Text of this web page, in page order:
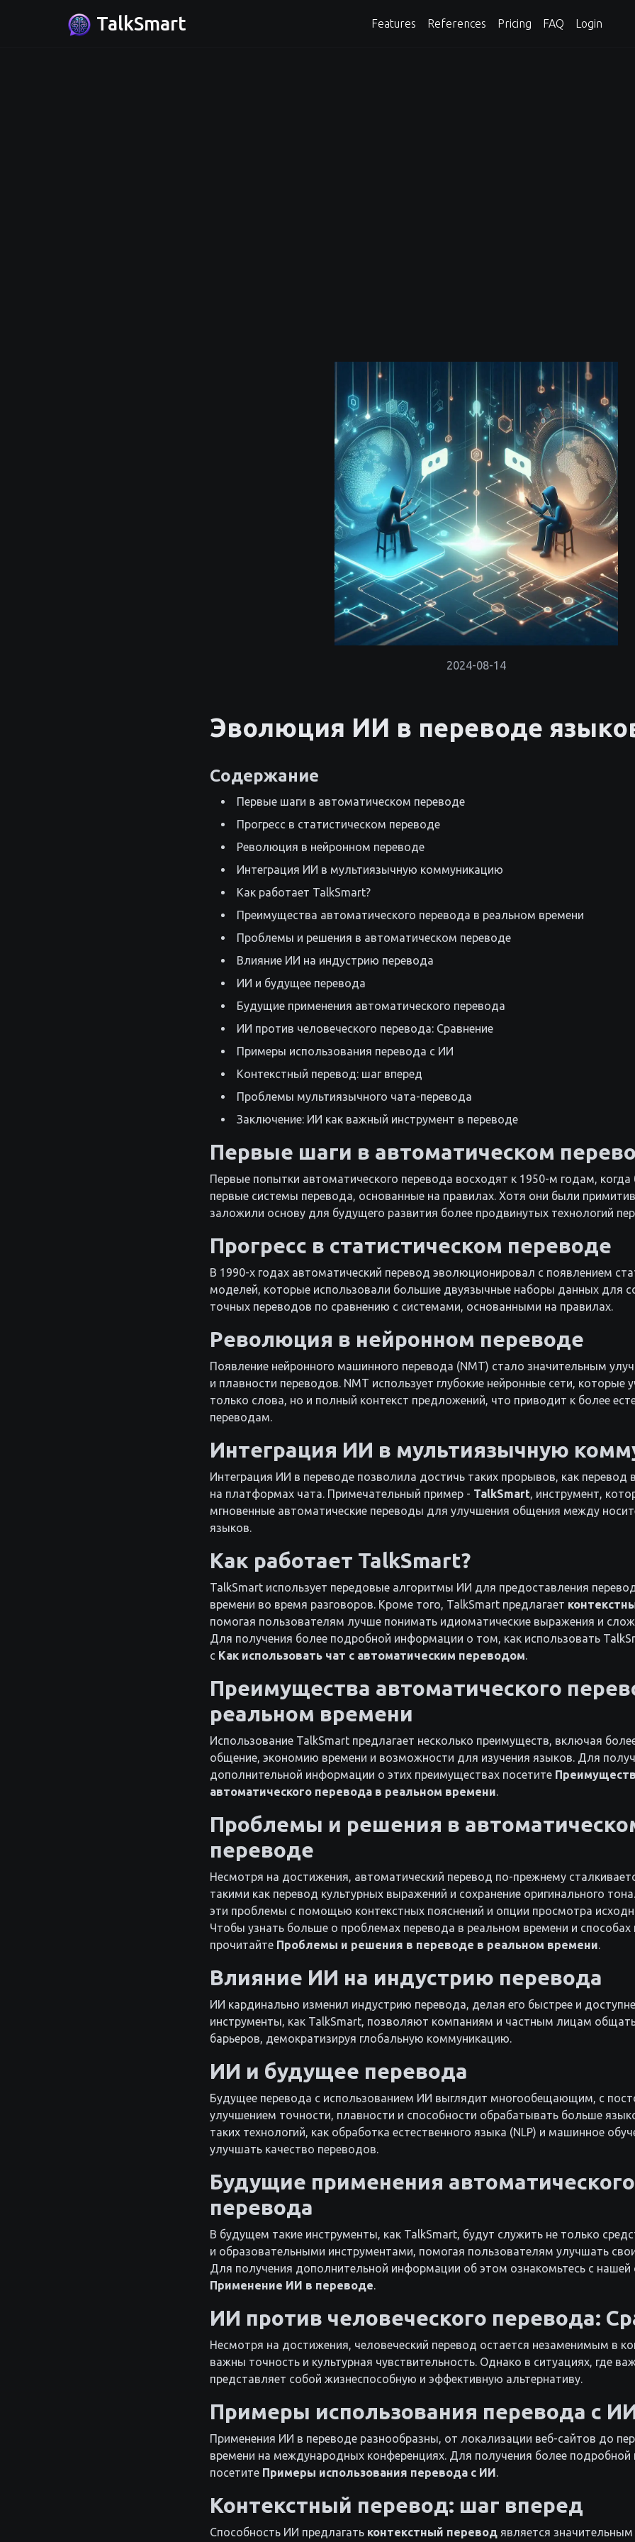
TalkSmart Features References Pricing FAQ Login
2024-08-14
Эволюция ИИ в переводе
Содержание
Первые шаги в автоматическом переводе
Прогресс в статистическом переводе
Революция в нейронном переводе
Интеграция ИИ в мультиязычную коммуникацию
Как работает TalkSmart?
Преимущества автоматического перевода в реальном времени
Проблемы и решения в автоматическом переводе
Влияние ИИ на индустрию перевода
ИИ и будущее перевода
Будущие применения автоматического перевода
ИИ против человеческого перевода: Сравнение
Примеры использования перевода с ИИ
Контекстный перевод: шаг вперед
Проблемы мультиязычного чата-перевода
Заключение: ИИ как важный инструмент в переводе
Первые шаги в автоматическом
Первые попытки автоматического перевода восходят к 1950-м годам,
первые системы перевода, основанные на правилах. Хотя они были
заложили основу для будущего развития более продвинутых технологий
Прогресс в статистическом переводе
В 1990-х годах автоматический перевод эволюционировал с появлением
моделей, которые использовали большие двуязычные наборы данных для
точных переводов по сравнению с системами, основанными на правилах.
Революция в нейронном переводе
Появление нейронного машинного перевода (NMT) стало значительным
и плавности переводов. NMT использует глубокие нейронные сети, которые
только слова, но и полный контекст предложений, что приводит к более
переводам.
Интеграция ИИ в мультиязычную
Интеграция ИИ в переводе позволила достичь таких прорывов, как перевод
на платформах чата. Примечательный пример - TalkSmart, инструмент,
мгновенные автоматические переводы для улучшения общения между
языков.
Как работает TalkSmart?
TalkSmart использует передовые алгоритмы ИИ для предоставления
времени во время разговоров. Кроме того, TalkSmart предлагает
помогая пользователям лучше понимать идиоматические выражения и
Для получения более подробной информации о том, как использовать
с Как использовать чат с автоматическим переводом.
Преимущества автоматического
реальном времени
Использование TalkSmart предлагает несколько преимуществ, включая
общение, экономию времени и возможности для изучения языков. Для
дополнительной информации о этих преимуществах посетите
автоматического перевода в реальном времени.
Проблемы и решения в
переводе
Несмотря на достижения, автоматический перевод по-прежнему
такими как перевод культурных выражений и сохранение оригинального
эти проблемы с помощью контекстных пояснений и опции просмотра
Чтобы узнать больше о проблемах перевода в реальном времени и способах
прочитайте Проблемы и решения в переводе в реальном времени.
Влияние ИИ на индустрию перевода
ИИ кардинально изменил индустрию перевода, делая его быстрее и
инструменты, как TalkSmart, позволяют компаниям и частным лицам
барьеров, демократизируя глобальную коммуникацию.
ИИ и будущее перевода
Будущее перевода с использованием ИИ выглядит многообещающим, с
улучшением точности, плавности и способности обрабатывать больше
таких технологий, как обработка естественного языка (NLP) и машинное
улучшать качество переводов.
Будущие применения автоматического
перевода
В будущем такие инструменты, как TalkSmart, будут служить не только
и образовательными инструментами, помогая пользователям улучшать
Для получения дополнительной информации об этом ознакомьтесь с нашей
Применение ИИ в переводе.
ИИ против человеческого перевода:
Несмотря на достижения, человеческий перевод остается незаменимым в
важны точность и культурная чувствительность. Однако в ситуациях, где
представляет собой жизнеспособную и эффективную альтернативу.
Примеры использования перевода с
Применения ИИ в переводе разнообразны, от локализации веб-сайтов до
времени на международных конференциях. Для получения более
посетите Примеры использования перевода с ИИ.
Контекстный перевод: шаг вперед
Способность ИИ предлагать контекстный перевод является